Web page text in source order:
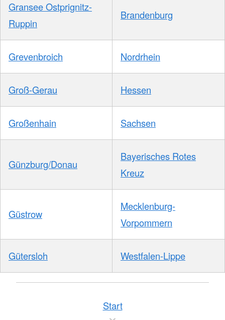
Gransee Ostprignitz-
Ruppin
Brandenburg
Grevenbroich Nordrhein
Groß-Gerau Hessen
Großenhain Sachsen
Günzburg/Donau
Bayerisches Rotes
Kreuz
Güstrow
Mecklenburg-
Vorpommern
Gütersloh Westfalen-Lippe
Start